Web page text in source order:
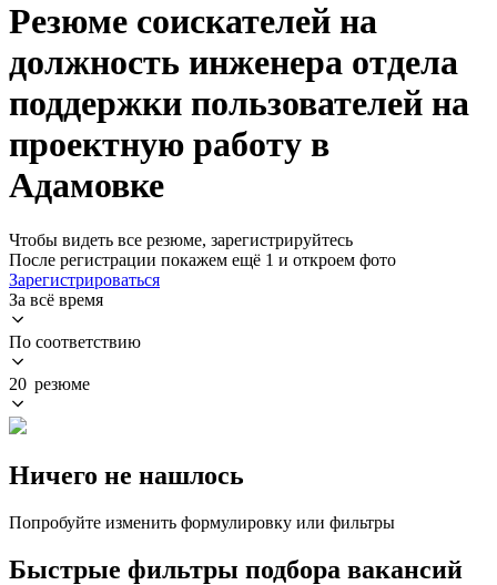
Резюме соискателей на
должность инженера отдела
поддержки пользователей на
проектную работу в
Адамовке
Чтобы видеть все резюме, зарегистрируйтесь
После регистрации покажем ещё 1 и откроем фото
Зарегистрироваться
За всё время
По соответствию
20 резюме
Ничего не нашлось
Попробуйте изменить формулировку или фильтры
Быстрые фильтры подбора вакансий